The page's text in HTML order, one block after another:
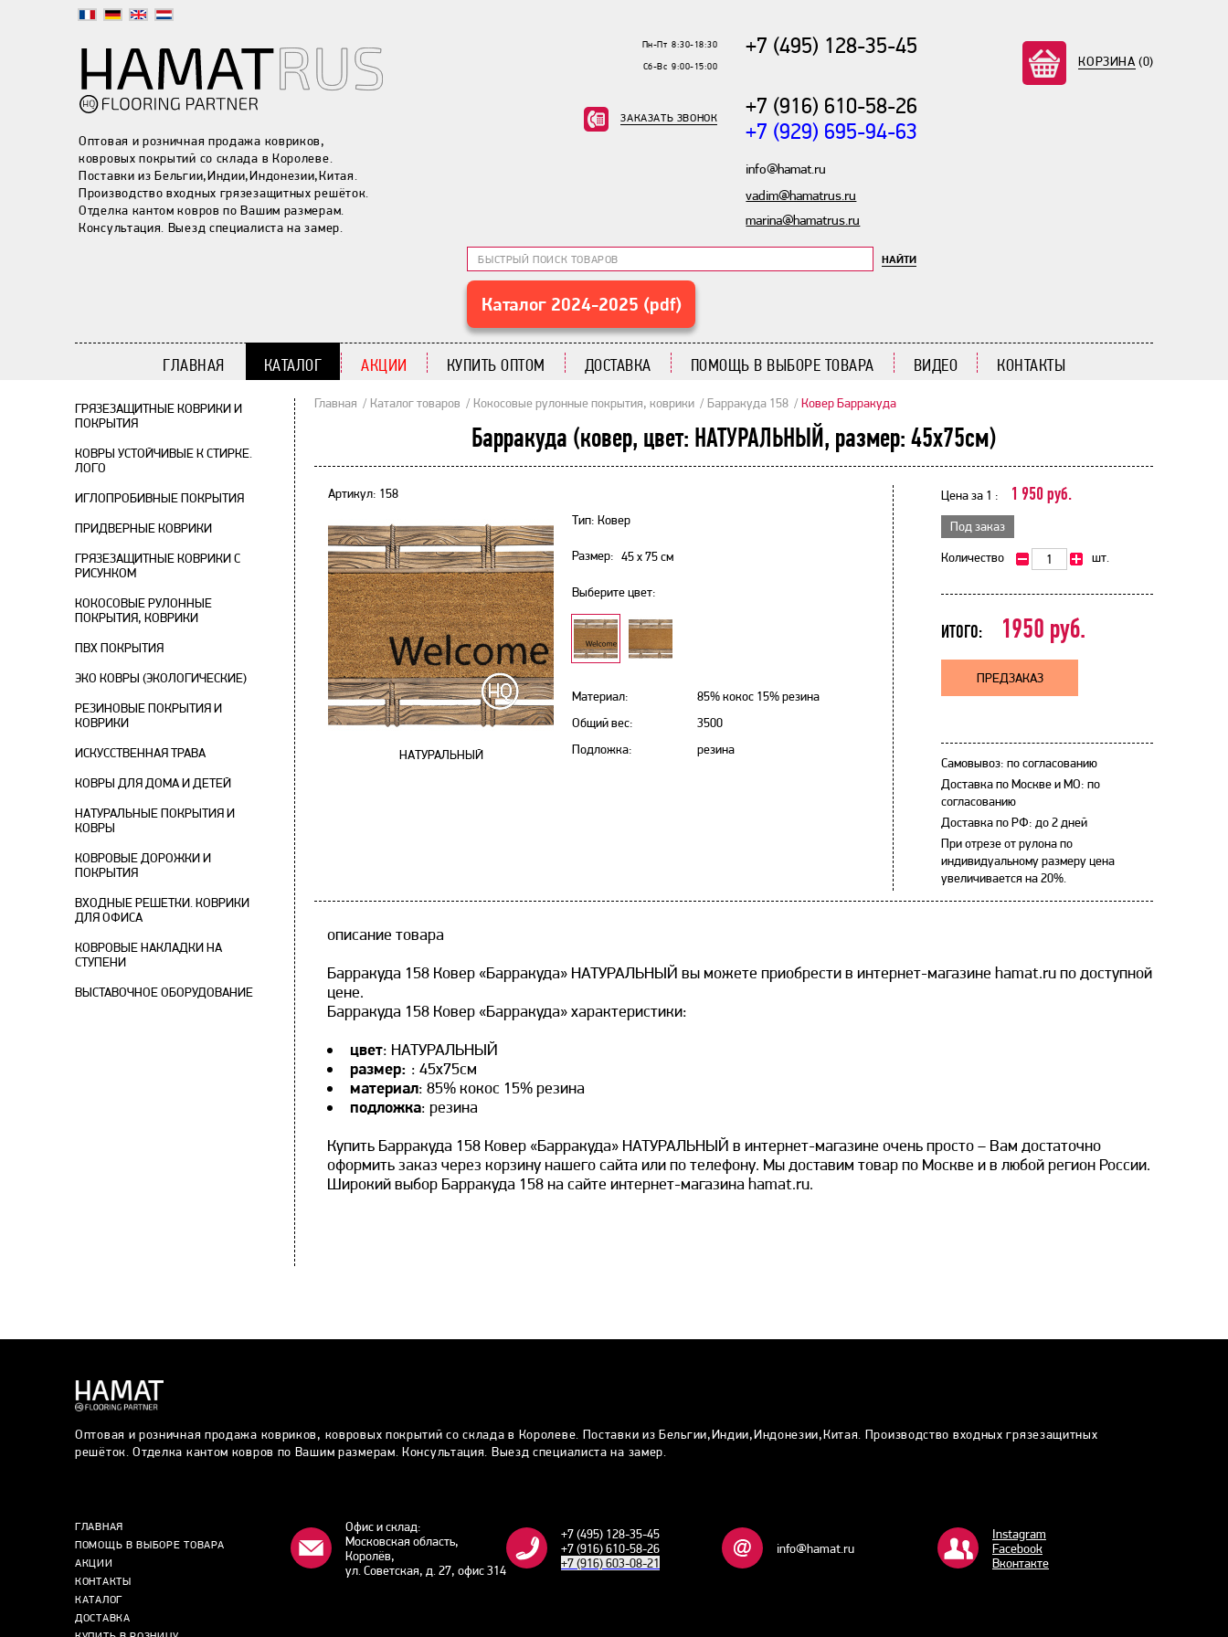
Оптовая и розничная продажа ковриков,
ковровых покрытий со склада в Королеве.
Поставки из Бельгии,Индии,Индонезии,Китая.
Производство входных грязезащитных решёток.
Отделка кантом ковров по Вашим размерам.
Консультация. Выезд специалиста на замер.
КОРЗИНА (0)
+7 (495) 128-35-45
+7 (916) 610-58-26
+7 (929) 695-94-63
info@hamat.ru
vadim@hamatrus.ru
marina@hamatrus.ru
Пн-Пт 8:30-18:30
Сб-Вс 9:00-15:00
ЗАКАЗАТЬ ЗВОНОК
НАЙТИ
Каталог 2024-2025 (pdf)
ГЛАВНАЯ КАТАЛОГ АКЦИИ КУПИТЬ ОПТОМ ДОСТАВКА ПОМОЩЬ В ВЫБОРЕ ТОВАРА ВИДЕО КОНТАКТЫ
ГРЯЗЕЗАЩИТНЫЕ КОВРИКИ И
ПОКРЫТИЯ
КОВРЫ УСТОЙЧИВЫЕ К СТИРКЕ.
ЛОГО
ИГЛОПРОБИВНЫЕ ПОКРЫТИЯ
ПРИДВЕРНЫЕ КОВРИКИ
ГРЯЗЕЗАЩИТНЫЕ КОВРИКИ С
РИСУНКОМ
КОКОСОВЫЕ РУЛОННЫЕ
ПОКРЫТИЯ, КОВРИКИ
ПВХ ПОКРЫТИЯ
ЭКО КОВРЫ (ЭКОЛОГИЧЕСКИЕ)
РЕЗИНОВЫЕ ПОКРЫТИЯ И
КОВРИКИ
ИСКУССТВЕННАЯ ТРАВА
КОВРЫ ДЛЯ ДОМА И ДЕТЕЙ
НАТУРАЛЬНЫЕ ПОКРЫТИЯ И
КОВРЫ
КОВРОВЫЕ ДОРОЖКИ И
ПОКРЫТИЯ
ВХОДНЫЕ РЕШЕТКИ. КОВРИКИ
ДЛЯ ОФИСА
КОВРОВЫЕ НАКЛАДКИ НА
СТУПЕНИ
ВЫСТАВОЧНОЕ ОБОРУДОВАНИЕ
Главная Каталог товаров Кокосовые рулонные покрытия, коврики Барракуда 158 Ковер Барракуда
Барракуда (ковер, цвет: НАТУРАЛЬНЫЙ, размер: 45х75см)
Артикул: 158
НАТУРАЛЬНЫЙ
Тип: Ковер
Размер: 45 х 75см
Выберите цвет:
Материал:
85% кокос 15% резина
Общий вес:
3500
Подложка:
резина
Цена за 1 : 1 950 руб.
Под заказ
Количество шт.
ИТОГО: 1950 руб.
ПРЕДЗАКАЗ
Самовывоз: по согласованию
Доставка по Москве и МО: по
согласованию
Доставка по РФ: до 2 дней
При отрезе от рулона по
индивидуальному размеру цена
увеличивается на 20%.
описание товара
Барракуда 158 Ковер «Барракуда» НАТУРАЛЬНЫЙ вы можете приобрести в интернет-магазине hamat.ru по доступной
цене.
Барракуда 158 Ковер «Барракуда» характеристики:
цвет: НАТУРАЛЬНЫЙ
размер: : 45х75см
материал: 85% кокос 15% резина
подложка: резина
Купить Барракуда 158 Ковер «Барракуда» НАТУРАЛЬНЫЙ в интернет-магазине очень просто – Вам достаточно
оформить заказ через корзину нашего сайта или по телефону. Мы доставим товар по Москве и в любой регион России.
Широкий выбор Барракуда 158 на сайте интернет-магазина hamat.ru.
Оптовая и розничная продажа ковриков, ковровых покрытий со склада в Королеве. Поставки из Бельгии,Индии,Индонезии,Китая. Производство входных грязезащитных
решёток. Отделка кантом ковров по Вашим размерам. Консультация. Выезд специалиста на замер.
ГЛАВНАЯ
ПОМОЩЬ В ВЫБОРЕ ТОВАРА
АКЦИИ
КОНТАКТЫ
КАТАЛОГ
ДОСТАВКА
Офис и склад:
Московская область,
Королёв,
ул. Советская, д. 27, офис 314
+7 (495) 128-35-45
+7 (916) 610-58-26
+7 (916) 603-08-21
info@hamat.ru
Instagram
Facebook
Bконтакте